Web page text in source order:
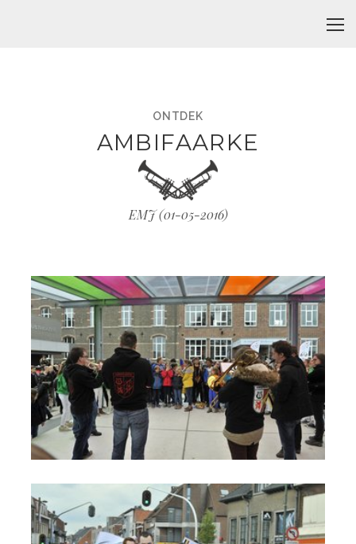
ONTDEK
AMBIFAARKE
EMJ (01-05-2016)